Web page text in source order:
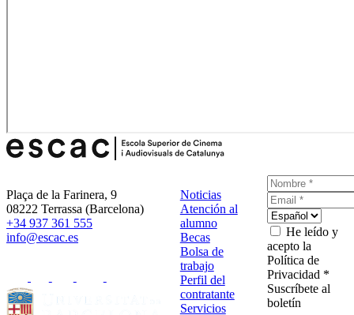
Plaça de la Farinera, 9
08222 Terrassa (Barcelona)
+34 937 361 555
info@escac.es
Noticias
Atención al
alumno
Becas
Bolsa de
trabajo
Perfil del
contratante
Servicios
He leído y
acepto la
Política de
Privacidad *
Suscríbete al
boletín